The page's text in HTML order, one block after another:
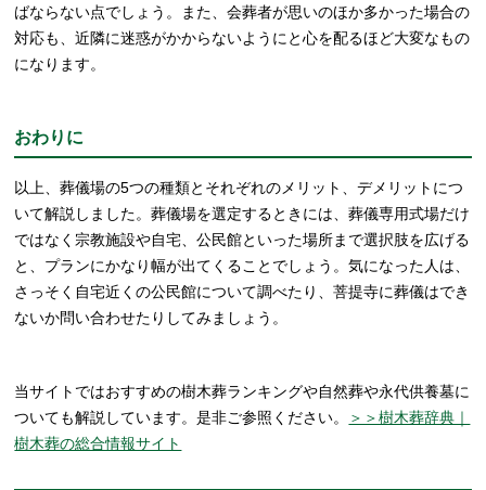
ばならない点でしょう。また、会葬者が思いのほか多かった場合の
対応も、近隣に迷惑がかからないようにと心を配るほど大変なもの
になります。
おわりに
以上、葬儀場の5つの種類とそれぞれのメリット、デメリットにつ
いて解説しました。葬儀場を選定するときには、葬儀専用式場だけ
ではなく宗教施設や自宅、公民館といった場所まで選択肢を広げる
と、プランにかなり幅が出てくることでしょう。気になった人は、
さっそく自宅近くの公民館について調べたり、菩提寺に葬儀はでき
ないか問い合わせたりしてみましょう。
当サイトではおすすめの樹木葬ランキングや自然葬や永代供養墓に
ついても解説しています。是非ご参照ください。
＞＞樹木葬辞典｜
樹木葬の総合情報サイト